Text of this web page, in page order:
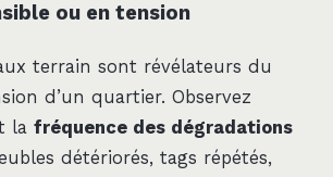
ou en tension
terrain sont révélateurs du
d’un quartier. Observez
la fréquence des dégradations
détériorés, tags répétés,